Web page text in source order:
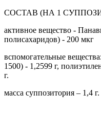
СОСТАВ (НА 1
активное вещество -
полисахаридов) - 200 мкг
вспомогательные
1500) - 1,2599 г,
г.
масса суппозитория – 1,4 г.